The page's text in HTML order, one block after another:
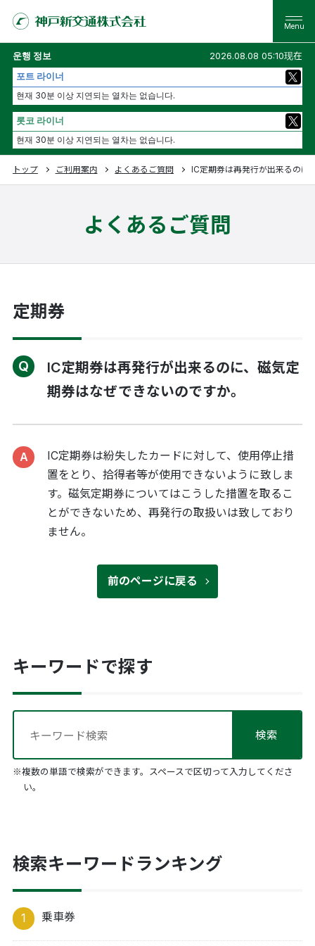
운행 정보
2026.08.08 05:10现在
포트 라이너
현재 30분 이상 지연되는 열차는 없습니다.
롯코 라이너
현재 30분 이상 지연되는 열차는 없습니다.
トップ ご利用案内 よくあるご質問 IC定期券は再発行が出来るの
よくあるご質問
定期券
IC定期券は再発行が出来るのに、磁気定
期券はなぜできないのですか。
IC定期券は紛失したカードに対して、使用停止措
置をとり、拾得者等が使用できないように致しま
す。磁気定期券についてはこうした措置を取るこ
とができないため、再発行の取扱いは致しており
ません。
前のページに戻る
キーワードで探す
※複数の単語で検索ができます。スペースで区切って入力してくださ
い。
検索キーワードランキング
乗車券